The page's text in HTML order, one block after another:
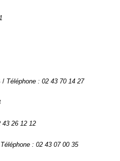
/ Téléphone : 02 43 70 14 27
43 26 12 12
Téléphone : 02 43 07 00 35